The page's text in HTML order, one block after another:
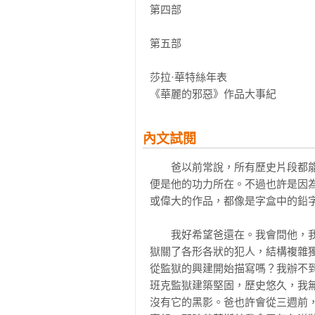
★誰是莎拉．華特絲？★
英國封建時代女同志情欲書寫第一人
——她是榮獲五大文學獎教主級作
純文學、歷史小說、犯罪小說、同
——她是文學獎、媒體選書、影
三度獲曼布克獎決選入圍、兩度獲
數度名列百大小說、重量媒體年度作
Goodreads網站70,000人以上留評
▍重要媒體一致讚譽
第四部
第五部
莎拉·華特絲年表
《華麗的邪惡》作品大事紀
內文試閱
爸以前常說，所有歷史片段都能寫成故事。重點是決定故事從哪裡開始，到哪裡結束。他說，那便是他的功力所在。不過也許是因為他經手的歷史都能輕易篩選、切割和分類吧。不論是偉人的生平或偉大的作品，都像是字盒中的鉛字，排列整齊，散發光澤。
　　
　　我好希望爸還在。我會問他，我今天寫的這則故事，換作他會怎麼起筆。我會問他，米爾班克監獄關了各形各狀的犯人，結構複雜獨特，鐵門重重，通道昏黑曲折，他要怎麼寫才能有條有理？他會從監獄的興建開始描寫嗎？我辦不到，我今早雖然聽了監獄的歷史，但我現在早忘光了。何況，米爾班克監獄建築堅固，歷史悠久，我無法相信曾幾何時，泰晤士河淒涼的河畔上沒有這座監獄，黑土上沒有它的黑影。爸也許會從三週前，西里多先生造訪家裡開始寫起。或者，他也許會從今天早上七點寫起，那時艾莉斯替我拿了灰色洋裝和大衣……不，他開頭才不會寫小姐和女僕、襯裙和亂髮之類的。
　　
　　我想他會從米爾班克監獄的大門開始寫起，那是每個訪客參觀監獄的必經之地。好，我從這裡起筆吧。監獄門房向我問好，並在大本的登記簿上將我名字畫掉。一名獄卒帶我穿過狹窄的拱門，越過中庭，走向監獄建築……
　　
　　但在這之前，我不得不停下整理裙子。那件裙子雖然樸素，但裙襬寬大，鉤到了凸起的鐵條或磚頭。我敢說爸才懶得寫什麼裙子。但我會，因為當我目光從裙襬抬起，我第一次看到了米爾班克監獄的五角形建築。建築離我好近，又突然出現在眼前，令我感覺毛骨悚然。我望著監獄，心臟大力跳動，心中湧起恐懼。
　　
　　一週前，西里多先生給我一張米爾班克建築平面圖，我把那張圖釘在這張書桌旁的牆上。監獄的平面圖散發著莫名的魅力，五角建築彷彿一朵幾何形花朵的花瓣。我有時也覺得它像童年時代常玩的棋盤，各個區域能塗上不同顏色。當然近看的話，米爾班克監獄一點也不迷人。建築占地寬廣，平面圖上的線條和稜角化為黃磚高牆與高塔，以及無數密封的窗戶，只令人感到詭異和反常。監獄設計師彷彿被噩夢糾纏或喪失理智，搞不好根本打定主意要把犯人逼瘋。我想如果我在那當看守，一定會發瘋。我緊跟著獄卒，一路畏畏縮縮，中途一度停下腳步向後望，並抬頭看上方楔形的天空。米爾班克監獄的鐵門設在兩個五角形之間，門前是一條逐漸變窄的碎石路，兩邊高牆會不斷逼近，像是博斯普魯斯海峽的撞擊岩石。黃疸色的磚石投下瘀青色的陰影。牆下的泥土看似菸草，色深而潮溼。
　　
　　泥土讓空氣充滿酸臭的氣味，我走進監獄，門鎖上之後，味道卻變得更濃烈。我心臟跳得更厲害了，我坐在一間簡陋的小房間，看獄卒進進出出，皺著眉頭，低聲交談。西里多先生終於出現時，我情不自禁牽起他的手說：「真高興見到你！我才在擔心看守誤以為我是新到的罪犯，要把我關進牢裡！」他大笑說，米爾班克監獄不曾有過這種誤會。
　　
　　我們一起深入監獄。他覺得最好直接帶我去女子監獄，到女囚區典獄長辦公室找海克斯比小姐。我們邊走，他邊向我解釋路線，我試著和腦中的平面圖對照。但當然，監獄的結構異乎尋常，我不久便失去方向。我知道我們穿梭在中央六角形建築中，只經過男囚區的鐵門，沒進到五角形的牢房建築。中央六角形的建築裡有儲藏室、醫生宿舍、西里多先生的辦公室、所有書記官的辦公室、醫務室和禮拜堂。「妳看。」他中途停下，朝窗外擺頭，讓我看一排冒著黃煙的煙囪。他說那是監獄洗衣間的煙囪。「妳看，我們就像座小城市！自給自足。我總是想，就算有人圍攻，我們也能過得很好。」
　　
　　他語氣相當驕傲，但說完也難為情笑了。見他笑，我也笑了。剛才鐵門關上，隔離天光和空氣之後，我心中便充滿恐懼。如今我變得更緊張，因為我們離開鐵門，深入監獄，鑽過昏暗複雜的通道之後，我發覺自己絕對無法循原路出去。上週我在爸的書房整理文件，看到一本皮拉奈奇監獄圖，花了一小時研究，並想像今天會見到陰森恐怖的景象，內心無比焦慮。當然，監獄跟我想像中天差地別。我們只走過一連串粉刷乾淨的走廊，在各區交會處，穿著黑色監獄大衣的獄卒會和我們問好。不過，正因為走廊一塵不染，獄卒整齊畫一，監獄變得更恐怖了。我就算走同一條路十遍，也無從察覺。監獄的喧囂也同樣令人緊張。獄卒站的地方有一道道上鎖的鐵門，他們開門時，鉸鏈會隨門轉動，發出刺耳聲響，最後獄卒會再次關上門，拉上鐵閂。可想而知，鐵門、門鎖、門閂聲音此起彼落，遠近呼應，餘音在空蕩蕩的通道上迴盪不絕。監獄彷彿處於永恆、封閉的風暴核心，讓我耳鳴不斷。
　　
　　我們走到一道布滿門釘、年代久遠的大門前，門上另設有一個小門，這便是女監獄的入口。一個女看守和我們打招呼，她向西里多先生行屈膝禮。她是我去到那裡見到的第一個女人，我特別仔細觀察她。她年紀不大，臉色蒼白，神情嚴肅，她身上穿的衣服我後來發現是看守的制服。她穿著一件灰色的羊毛洋裝、一件黑色斗篷、一頂稻草做的藍邊灰色軟帽和一雙結實的黑色平底靴。她看到我望著她，又行個屈膝禮。西里多先生說：「這是瑞德里小姐，我們的看守長。」然後他對她說：「這是普萊爾小姐，我們的新『訪客』。」
　　
　　她帶頭走在前面，腰間傳來一聲聲規律的「叮、叮」金屬撞擊聲。我這時發現，她像獄卒一樣，身上繫著寬大的皮帶，上面有個銅扣環，扣環上掛著一串光亮的監獄鑰匙。
　　
　　她帶我們走過更多一成不變的走廊，並走上一條螺旋梯，爬上一座高塔。高塔頂端有間明亮潔白的圓形房間，裡面都是窗戶，那就是海克斯比小姐的辦公室。「妳待會便能知道這設計的原因。」西里多先生邊爬邊說，他面紅耳赤，氣喘吁吁。當然我馬上看出來，高塔位在五角形中庭正中央，所以從中望出去，四周便是女囚區內側的高牆和鐵窗。辦公室很樸素，地上沒有鋪地毯，只有兩根柱子，柱子之間垂了條繩索，囚犯來到這裡時，必須站在繩後，繩索另一頭有張書桌。海克斯比小姐便坐在那裡，在一本巨大的黑色簿子上寫字。「監獄的阿爾戈斯。」西里多先生微笑稱呼她。她看到我們便起身，脫下眼鏡，如瑞德里小姐一樣行屈膝禮。
　　
　　她身材嬌小，頭髮雪白，雙眼犀利。書桌後方，石灰粉刷的磚牆上緊緊釘著一塊瓷匾，上頭以黑字寫著：
　　
　　你知道我們的罪惡，對我們隱祕的罪瞭如指掌。
　　
　　進到辦公室，人人都想馬上站到弧形的窗前，望著外頭的風景。西里多先生看我探頭便說：「對，普萊爾小姐，走近窗邊吧。」於是我站一會，望著下方楔形的庭園，仔細觀察面對我們的醜陋高牆，牆上爬滿細長形的窗戶。西里多先生說，瞧，這是不是很驚人？很震撼？女子監獄盡在我眼前，每一道窗後面都是一間牢房，裡頭住著一個囚犯。他轉向海克斯比小姐。「妳們監獄現在關了多少女人？」
　　
　　她回答，這裡有兩百七十名囚犯。
　　
　　「兩百七十人！」他搖著頭驚呼。「妳想想，普萊爾小姐，想像那群可憐的女人，她們幹了什麼勾當，走上什麼樣的歧路，才被關進米爾班克監獄？她們可能是盜賊和妓女，深受各種犯罪影響。她們當然沒有羞恥心和責任感，更缺乏所有正面的情感。對，這點妳別懷疑。社會認為她們作惡多端，才將她們交到我和海克斯比小姐手中，讓我們仔細管理她們……」
　　
　　但他問我，要怎麼做才適合？「我們讓她們培養規律的生活習慣，教導她們禱告，教導她們維持端莊。但她們大半時間裡必須關在牢房中獨處。而她們就在那裡……」他再次朝窗外擺頭。「也許要三年，也許要六、七年。她們就在那裡，默默不語，靜靜反省。我們能管住她們的嘴，讓她們雙手工作。但普萊爾小姐，她們的心、可怕的回憶、低劣的思想、凶惡的盤算……這些我們都無法提防。是不是，海克斯比小姐？」
　　
　　「沒錯，先生。」她回答。
　　
　　我問道，但他覺得「訪客」能對她們有所幫助嗎？
　　
　　他說，他覺得有幫助。他很確定。女囚像小孩或原始人，一顆顆心都毫無防備，容易受到改變，只需給她們美麗的鑄模，便能重新塑形。「我們的看守也許辦得到。」他說：「但看守工作時間長，責任辛苦重大。犯人對她們有時懷恨在心，有時粗暴相向。所以普萊爾小姐，這工作交給小姐吧，讓小姐接近她們。只要讓她們知道，小姐不惜離開舒適的生活，也要來探視她們，並關心她們不堪的過往。讓她們看到小姐和她們巨大的落差，讓她們看到她的言行舉止，反省自身，她們會變得更溫柔謙和，乖順收斂。我親眼見過這樣的事！海克斯比小姐也見過！這便是人對人的影響